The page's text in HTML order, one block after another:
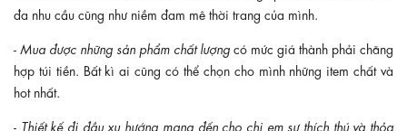
đa nhu cầu cũng như niềm đam mê thời trang của mình.
- Mua được những sản phẩm chất lượng có mức giá thành phải chăng
hợp túi tiền. Bất kì ai cũng có thể chọn cho mình những item chất và
hot nhất.
- Thiết kế đi đầu xu hướng mang đến cho chị em sự thích thú và thỏa